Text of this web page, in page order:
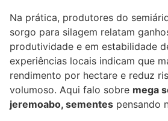
Na prática, produtores do
sorgo para silagem relatam
produtividade e em estabilidade
experiências locais indicam que
rendimento por hectare e reduz
volumoso. Aqui falo sobre mega
jeremoabo, sementes pensando